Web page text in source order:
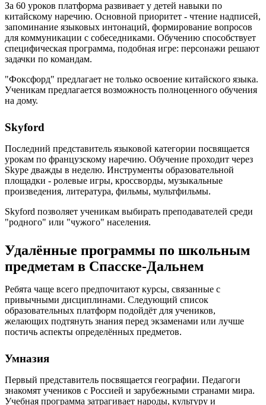
За 60 уроков платформа развивает у детей навыки по
китайскому наречию. Основной приоритет - чтение надписей,
запоминание языковых интонаций, формирование вопросов
для коммуникации с собеседниками. Обучению способствует
специфическая программа, подобная игре: персонажи решают
задачки по командам.
"Фоксфорд" предлагает не только освоение китайского языка.
Ученикам предлагается возможность полноценного обучения
на дому.
Skyford
Последний представитель языковой категории посвящается
урокам по французскому наречию. Обучение проходит через
Skype дважды в неделю. Инструменты образовательной
площадки - ролевые игры, кроссворды, музыкальные
произведения, литература, фильмы, мультфильмы.
Skyford позволяет ученикам выбирать преподавателей среди
"родного" или "чужого" населения.
Удалённые программы по школьным
предметам в Спасске-Дальнем
Ребята чаще всего предпочитают курсы, связанные с
привычными дисциплинами. Следующий список
образовательных платформ подойдёт для учеников,
желающих подтянуть знания перед экзаменами или лучше
постичь аспекты определённых предметов.
Умназия
Первый представитель посвящается географии. Педагоги
знакомят учеников с Россией и зарубежными странами мира.
Учебная программа затрагивает народы, культуру и